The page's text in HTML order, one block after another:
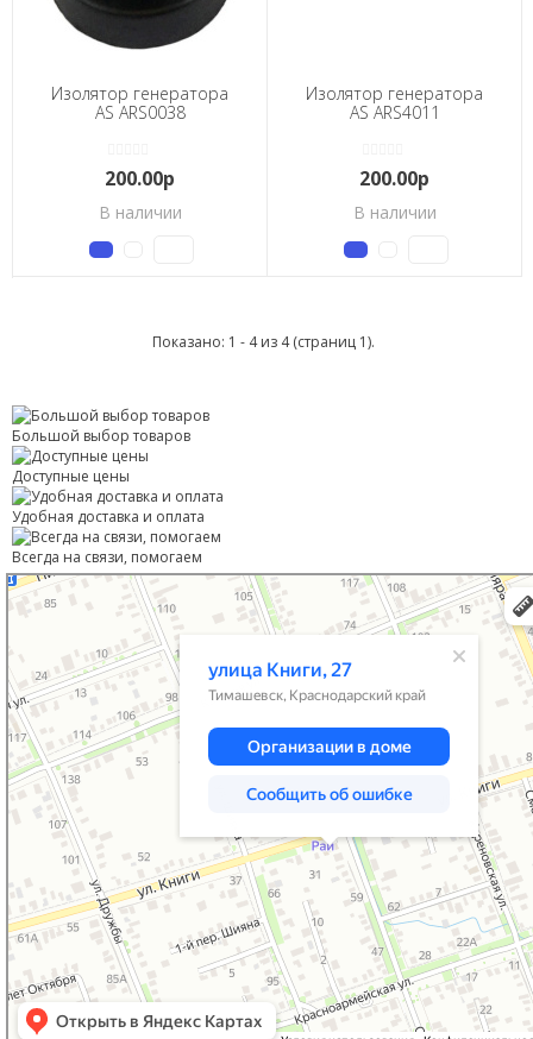
Изолятор генератора
AS ARS0038
200.00р
В наличии
Изолятор генератора
AS ARS4011
200.00р
В наличии
Показано: 1 - 4 из 4 (страниц 1).
Большой выбор товаров
Доступные цены
Удобная доставка и оплата
Всегда на связи, помогаем
Тимашевск
Улица Книги, 27 — Яндекс Карты